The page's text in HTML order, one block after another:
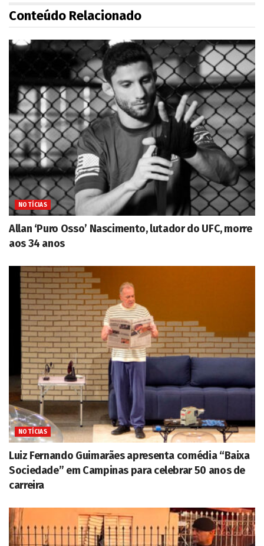
Conteúdo Relacionado
NOTÍCIAS
Allan ‘Puro Osso’ Nascimento, lutador do UFC, morre
aos 34 anos
NOTÍCIAS
Luiz Fernando Guimarães apresenta comédia “Baixa
Sociedade” em Campinas para celebrar 50 anos de
carreira